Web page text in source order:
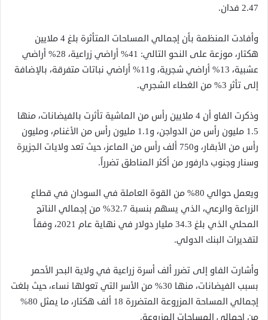
2.47 فدان.
وأفادت المنظمة بأن إجمالي المساحات المتأثرة بلغ 4 ملايين
هكتار، موزعة على النحو التالي: 41% أراضي زراعية، 28% أراضي
عشبية، 13% أراضي شجرية، و11% أراضي نباتات متفرقة، بالإضافة
إلى تأثر 3% من الغطاء الشجري.
وذكرت الفاو أن 4 ملايين رأس من الماشية تأثرت بالفيضانات، منها
1.5 مليون رأس من الدواجن، و1.1 مليون رأس من الأغنام، ومليون
رأس من الأبقار، و750 ألف رأس من الماعز، حيث تعد ولايات الجزيرة
وسنار وجنوب دارفور من أكثر المناطق تضرراً.
ويعمل حوالي 80% من القوة العاملة في السودان في قطاع
الزراعة والرعي، الذي يسهم بنسبة 32.7% من إجمالي الناتج
المحلي الذي بلغ 34.3 مليار دولار في نهاية عام 2021، وفقاً
لتقديرات البنك الدولي.
وأشارت الفاو إلى تضرر ألف أسرة زراعية في ولاية البحر الأحمر
بسبب الفيضانات، منها 30% من الأسر التي تعولها نساء، حيث بلغت
إجمالي المساحة المزروعة المتضررة 18 ألف هكتار، ما يمثل 80%